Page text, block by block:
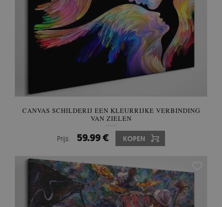
CANVAS SCHILDERIJ EEN KLEURRIJKE VERBINDING
VAN ZIELEN
Prijs: 59.99 € KOPEN